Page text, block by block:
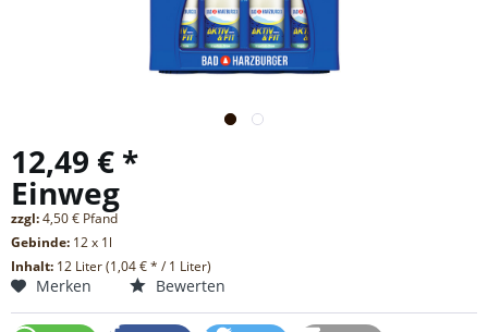
12,49 € *
Einweg
zzgl:4,50 € Pfand
Gebinde: 12 x 1l
Inhalt: 12 Liter (1,04 € * / 1 Liter)
Merken Bewerten